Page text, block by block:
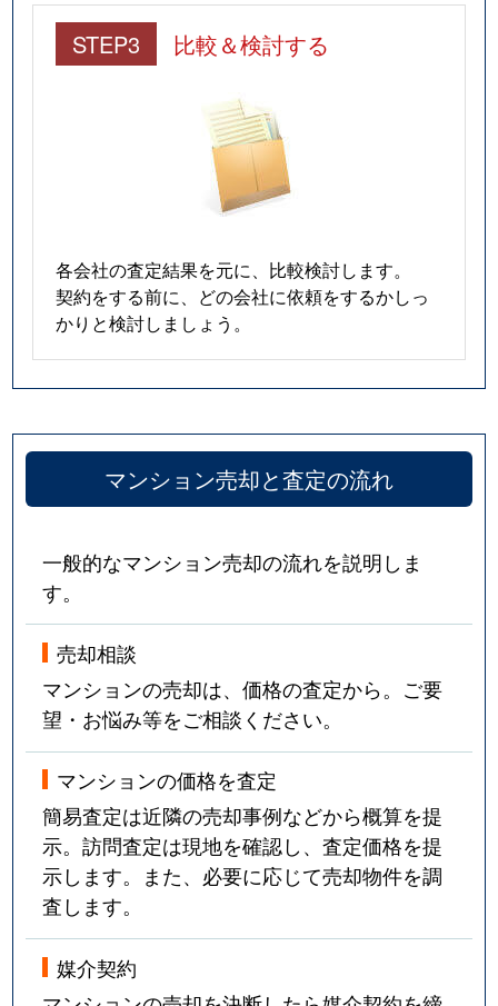
STEP3 比較＆検討する
各会社の査定結果を元に、比較検討します。
契約をする前に、どの会社に依頼をするかしっ
かりと検討しましょう。
マンション売却と査定の流れ
一般的なマンション売却の流れを説明しま
す。
売却相談
マンションの売却は、価格の査定から。ご要
望・お悩み等をご相談ください。
マンションの価格を査定
簡易査定は近隣の売却事例などから概算を提
示。訪問査定は現地を確認し、査定価格を提
示します。また、必要に応じて売却物件を調
査します。
媒介契約